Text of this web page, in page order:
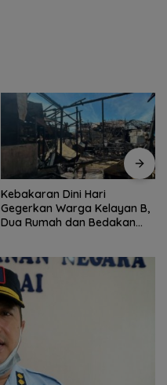
Kebakaran Dini Hari
Gegerkan Warga Kelayan B,
Dua Rumah dan Bedakan